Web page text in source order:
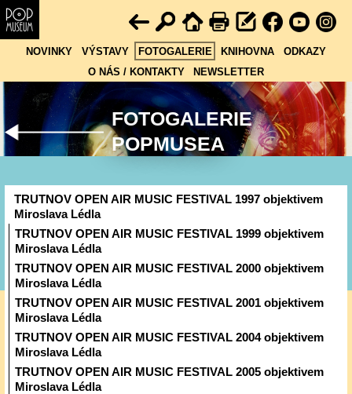
NOVINKY VÝSTAVY FOTOGALERIE KNIHOVNA
ODKAZY
O NÁS / KONTAKTY
NEWSLETTER
FOTOGALERIE
POPMUSEA
TRUTNOV OPEN AIR MUSIC FESTIVAL 1997 objektivem
Miroslava Lédla
TRUTNOV OPEN AIR MUSIC FESTIVAL 1999 objektivem
Miroslava Lédla
TRUTNOV OPEN AIR MUSIC FESTIVAL 2000 objektivem
Miroslava Lédla
TRUTNOV OPEN AIR MUSIC FESTIVAL 2001 objektivem
Miroslava Lédla
TRUTNOV OPEN AIR MUSIC FESTIVAL 2004 objektivem
Miroslava Lédla
TRUTNOV OPEN AIR MUSIC FESTIVAL 2005 objektivem
Miroslava Lédla